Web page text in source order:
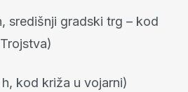
središnji gradski trg – kod
kod križa u vojarni)